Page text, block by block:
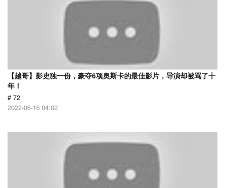
【越哥】影史独一份，豪夺6项奥斯卡的最佳影片，导演却被骂了十
年！
# 72
2022-06-16 04:02